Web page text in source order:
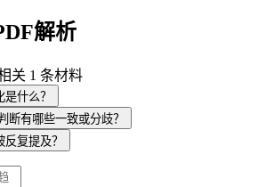
解析
关 1 条材料
什么？
断有哪些一致或分歧？
复提及？